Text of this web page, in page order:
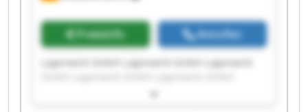
Preisinfo Anrufen
Lagerwerk GmbH Lagerwerk GmbH Lagerwerk
Lagerwerk GmbH Lagerwerk GmbH Lagerwerk